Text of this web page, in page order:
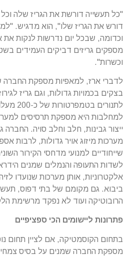
"כל תעשייה דורשת את הגריז שלה
דורש את הגריז שלו", הוא מדגיש.
וכדומה, שבכל יום נדרשות לנקות את
מספקים גריזים דביקים העמידים
וכשרות".
לדברי ארז, למאפיות מספקת החברה
בצקים בכמויות גדולות, וגם גריז
למחלבות היא מספקת תרסיסים
ייצור גבינות, חלב וחלב סויה.
מערכות מיזוג אויר גדולות, לרבות
שייחודיים למנועי מדחסי הקירור
לשדות התעופה והנמלים שמנים
אלקטרוניות, אותן מערכות שנועדו
ביבוא. גם מקומם של בתי דפוס,
הרובוטיקה ועוד לא נפקד מרשימת
פתרונות ליישומים הכי ספציפיים
בתחום הקוסמטיקה, אם לציין תחום
מספקת החברה שמנים על בסיס